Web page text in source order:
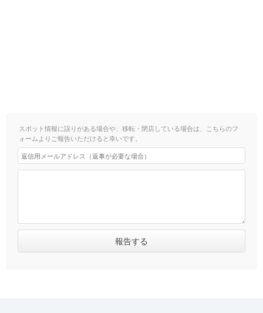
スポット情報に誤りがある場合や、移転・閉店している場合は、こちらのフ
ォームよりご報告いただけると幸いです。